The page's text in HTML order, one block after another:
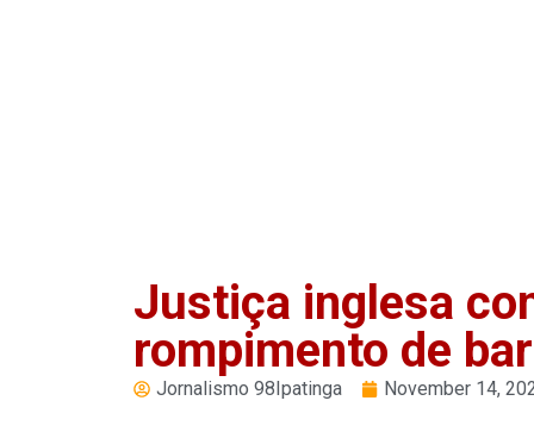
Justiça inglesa
rompimento de
Jornalismo 98Ipatinga November 14,